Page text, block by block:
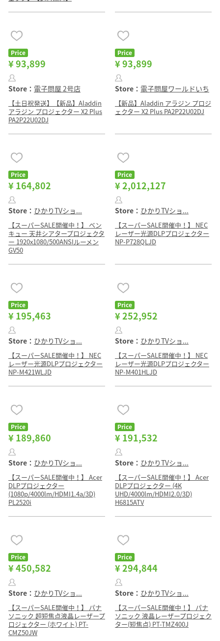
Price
¥ 93,899
Store： 電子問屋 2号店
【土日祝発送】【新品】Aladdin
アラジン プロジェクター X2 Plus
PA2P22U02DJ
Price
¥ 93,899
Store： 電子問屋ワールドいち
【新品】Aladdin アラジン プロジ
ェクター X2 Plus PA2P22U02DJ
Price
¥ 164,802
Store： ひかりTVショ...
【スーパーSALE開催中！】 ベン
キュー 天井シアタープロジェクタ
ー 1920x1080/500ANSIルーメン
GV50
Price
¥ 2,012,127
Store： ひかりTVショ...
【スーパーSALE開催中！】 NEC
レーザー光源DLPプロジェクター
NP-P728QLJD
Price
¥ 195,463
Store： ひかりTVショ...
【スーパーSALE開催中！】 NEC
レーザー光源DLPプロジェクター
NP-M421WLJD
Price
¥ 252,952
Store： ひかりTVショ...
【スーパーSALE開催中！】 NEC
レーザー光源DLPプロジェクター
NP-M401HLJD
Price
¥ 189,860
Store： ひかりTVショ...
【スーパーSALE開催中！】 Acer
DLPプロジェクター
(1080p/4000lm/HDMI1.4a/3D)
PL2520i
Price
¥ 191,532
Store： ひかりTVショ...
【スーパーSALE開催中！】 Acer
DLPプロジェクター (4K
UHD/4000lm/HDMI2.0/3D)
H6815ATV
Price
¥ 450,582
Store： ひかりTVショ...
【スーパーSALE開催中！】 パナ
ソニック 超短焦点液晶レーザープ
ロジェクター (ホワイト) PT-
CMZ50JW
Price
¥ 294,844
Store： ひかりTVショ...
【スーパーSALE開催中！】 パナ
ソニック 液晶レーザープロジェク
ター(短焦点) PT-TMZ400J